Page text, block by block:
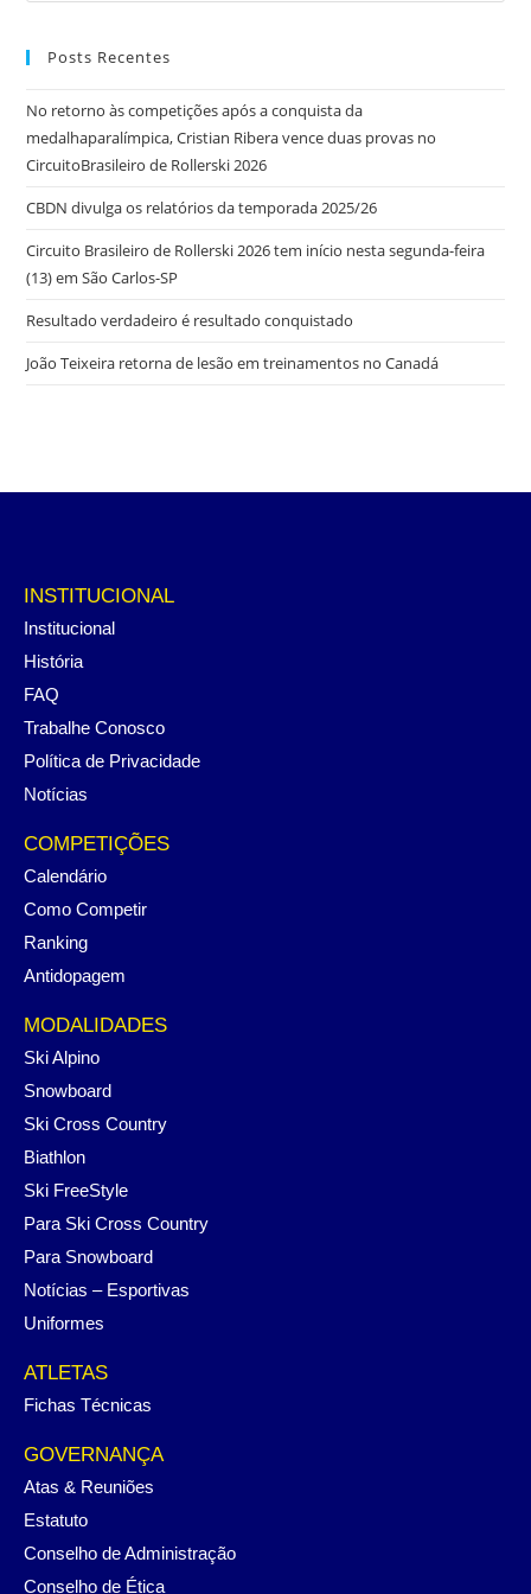
Posts Recentes
No retorno às competições após a conquista da
medalhaparalímpica, Cristian Ribera vence duas provas no
CircuitoBrasileiro de Rollerski 2026
CBDN divulga os relatórios da temporada 2025/26
Circuito Brasileiro de Rollerski 2026 tem início nesta segunda-feira
(13) em São Carlos-SP
Resultado verdadeiro é resultado conquistado
João Teixeira retorna de lesão em treinamentos no Canadá
INSTITUCIONAL
Institucional
História
FAQ
Trabalhe Conosco
Política de Privacidade
Notícias
COMPETIÇÕES
Calendário
Como Competir
Ranking
Antidopagem
MODALIDADES
Ski Alpino
Snowboard
Ski Cross Country
Biathlon
Ski FreeStyle
Para Ski Cross Country
Para Snowboard
Notícias – Esportivas
Uniformes
ATLETAS
Fichas Técnicas
GOVERNANÇA
Atas & Reuniões
Estatuto
Conselho de Administração
Conselho de Ética